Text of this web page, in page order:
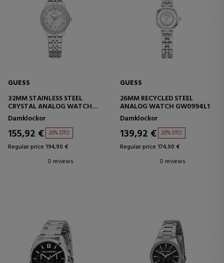
GUESS
32MM STAINLESS STEEL
CRYSTAL ANALOG WATCH
GW1027L1
Damklockor
155,92 € 20% DTO.
Regular price 194,90 €
0 reviews
GUESS
26MM RECYCLED STEEL
ANALOG WATCH GW0994L1
Damklockor
139,92 € 20% DTO.
Regular price 174,90 €
0 reviews